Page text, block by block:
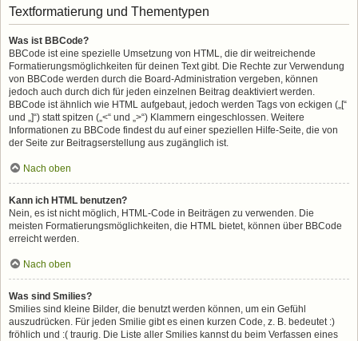
Textformatierung und Thementypen
Was ist BBCode?
BBCode ist eine spezielle Umsetzung von HTML, die dir weitreichende
Formatierungsmöglichkeiten für deinen Text gibt. Die Rechte zur Verwendung
von BBCode werden durch die Board-Administration vergeben, können
jedoch auch durch dich für jeden einzelnen Beitrag deaktiviert werden.
BBCode ist ähnlich wie HTML aufgebaut, jedoch werden Tags von eckigen („[“
und „]“) statt spitzen („<“ und „>“) Klammern eingeschlossen. Weitere
Informationen zu BBCode findest du auf einer speziellen Hilfe-Seite, die von
der Seite zur Beitragserstellung aus zugänglich ist.
Nach oben
Kann ich HTML benutzen?
Nein, es ist nicht möglich, HTML-Code in Beiträgen zu verwenden. Die
meisten Formatierungsmöglichkeiten, die HTML bietet, können über BBCode
erreicht werden.
Nach oben
Was sind Smilies?
Smilies sind kleine Bilder, die benutzt werden können, um ein Gefühl
auszudrücken. Für jeden Smilie gibt es einen kurzen Code, z. B. bedeutet :)
fröhlich und :( traurig. Die Liste aller Smilies kannst du beim Verfassen eines